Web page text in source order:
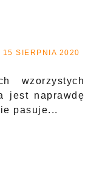
15 SIERPNIA 2020
wzorzystych
jest naprawdę
pasuje...